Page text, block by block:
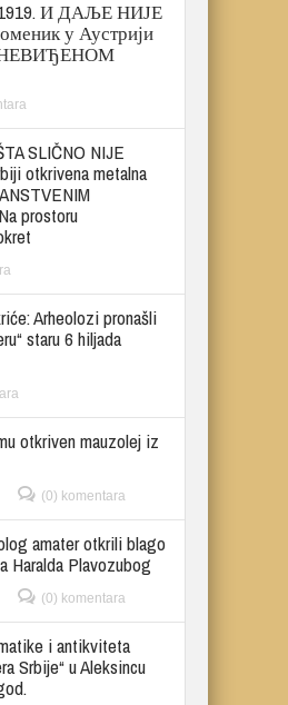
И ДАЉЕ НИЈЕ
у Аустрији
НЕВИЂЕНОМ
SLIČNO NIJE
otkrivena metalna
prostoru
Arheolozi pronašli
staru 6 hiljada
otkriven mauzolej iz
(0) komentara
amater otkrili blago
Haralda Plavozubog
(0) komentara
i antikviteta
Srbije“ u Aleksincu